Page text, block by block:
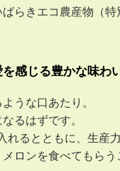
らきエコ農産物（
を感じる豊かな味わ
うな口あたり。
るはずです。
れるとともに、生産
ロンを食べてもらう